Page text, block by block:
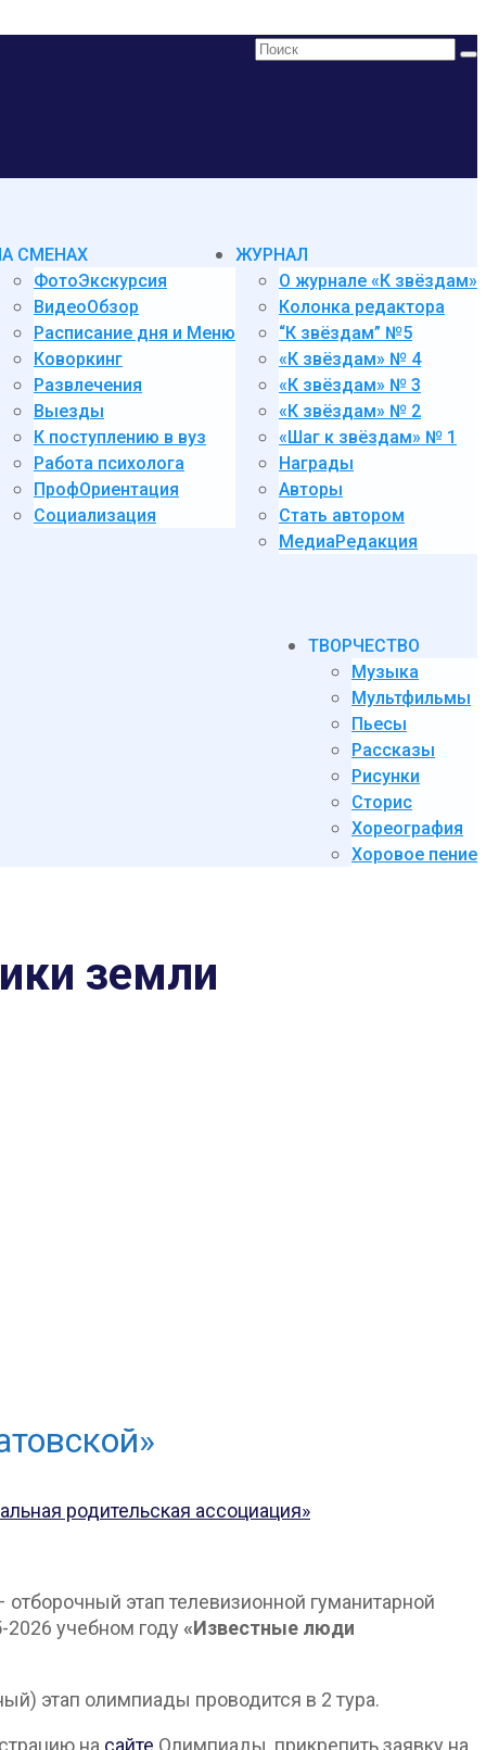
Поиск:
СМЕНАХ
ФотоЭкскурсия
ВидеоОбзор
Расписание дня и Меню
Коворкинг
Развлечения
Выезды
К поступлению в вуз
Работа психолога
ПрофОриентация
Социализация
ЖУРНАЛ
О журнале «К звёздам»
Колонка редактора
“К звёздам” №5
«К звёздам» № 4
«К звёздам» № 3
«К звёздам» № 2
«Шаг к звёздам» № 1
Награды
Авторы
Стать автором
МедиаРедакция
ТВОРЧЕСТВО
Музыка
Мультфильмы
Пьесы
Рассказы
Рисунки
Сторис
Хореография
Хоровое пение
земли
родительская ассоциация»
этап телевизионной гуманитарной
учебном году «Известные люди
этап олимпиады проводится в 2 тура.
на сайте Олимпиады, прикрепить заявку на